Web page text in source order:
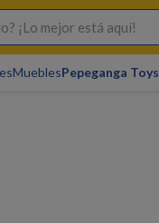
mejor está aquí!
MueblesPepeganga Toys